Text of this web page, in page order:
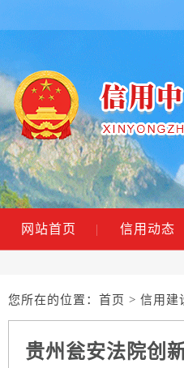
网站首页 | 信用动态
您所在的位置： 首页 > 信用建
贵州瓮安法院创